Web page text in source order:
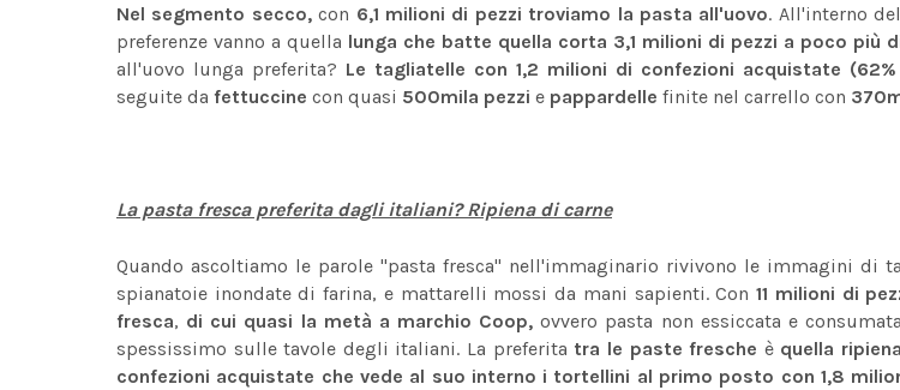
Nel segmento secco,con 6,1 milioni di pezzi troviamo la pasta all'uovo. All'interno
preferenze vanno a quella lunga che batte quella corta 3,1 milioni di pezzi a poco più
all'uovo lunga preferita? Le tagliatelle con 1,2 milioni di confezioni acquistate
seguite da fettuccine con quasi 500mila pezzi e pappardelle finite nel carrello con
La pasta fresca preferita dagli italiani? Ripiena di carne
Quando ascoltiamo le parole "pasta fresca" nell'immaginario rivivono le immagini di
spianatoie inondate di farina, e mattarelli mossi da mani sapienti. Con11 milioni di
fresca, di cui quasi la metà a marchio Coop,ovvero pasta non essiccata e
spessissimo sulle tavole degli italiani. La preferita tra le paste fresche è quella
confezioni acquistate che vede al suo interno i tortellini al primo posto con 1,8